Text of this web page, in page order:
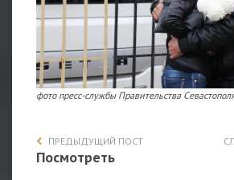
фото пресс-службы Правительства
ПРЕДЫДУЩИЙ ПОСТ
Посмотреть